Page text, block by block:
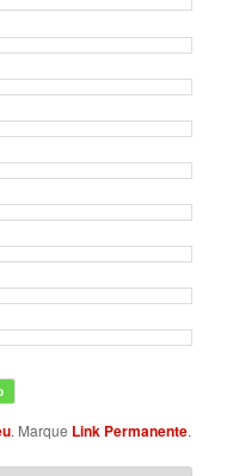
. Marque Link Permanente.